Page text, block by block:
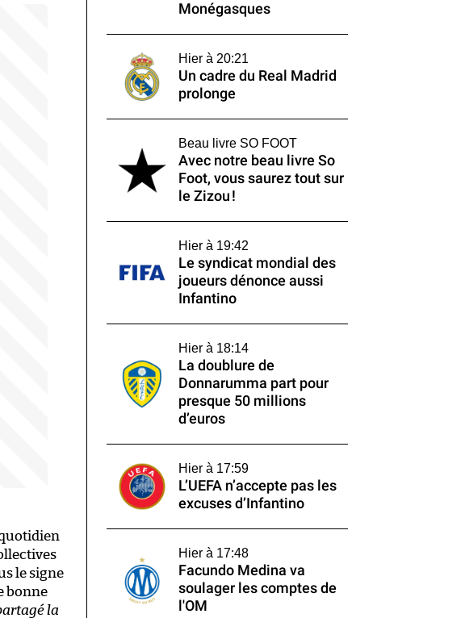
le signe
bonne
la
Monégasques
Hier à 20:21
Un cadre du Real Madrid
prolonge
Beau livre SO FOOT
Avec notre beau livre So
Foot, vous saurez tout sur
le Zizou !
Hier à 19:42
Le syndicat mondial des
joueurs dénonce aussi
Infantino
Hier à 18:14
La doublure de
Donnarumma part pour
presque 50 millions
d’euros
Hier à 17:59
L’UEFA n’accepte pas les
excuses d’Infantino
Hier à 17:48
Facundo Medina va
soulager les comptes de
l'OM